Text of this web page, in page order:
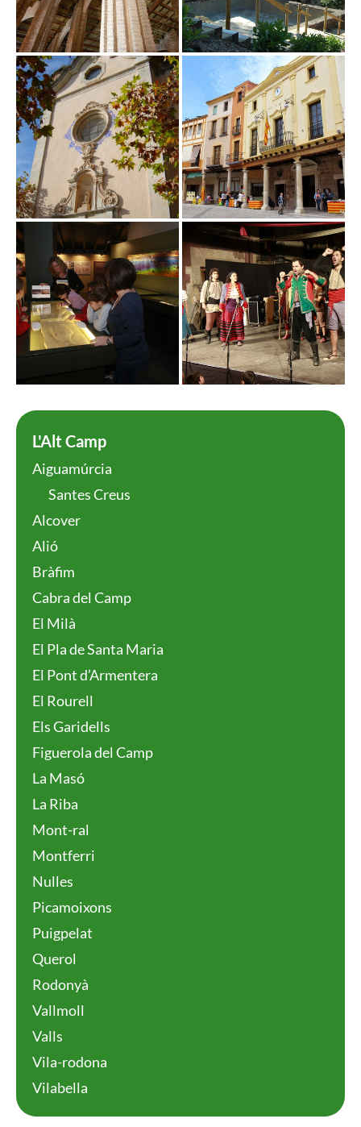
L'Alt Camp
Aiguamúrcia
Santes Creus
Alcover
Alió
Bràfim
Cabra del Camp
El Milà
El Pla de Santa Maria
El Pont d’Armentera
El Rourell
Els Garidells
Figuerola del Camp
La Masó
La Riba
Mont-ral
Montferri
Nulles
Picamoixons
Puigpelat
Querol
Rodonyà
Vallmoll
Valls
Vila-rodona
Vilabella